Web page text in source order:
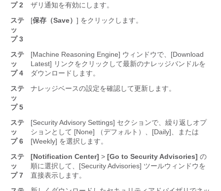
プ 2
ザリ通知を有効にします。
ステ
ッ
プ 3
[保存（Save） ] をクリックします。
ステ
ッ
プ 4
[Machine Reasoning Engine] ウィンドウで、[Download
Latest] リンクをクリックして最新のナレッジバンドルを
ダウンロードします。
ステ
ッ
プ 5
ナレッジベースの設定を確認して更新します。
ステ
ッ
プ 6
[Security Advisory Settings] セクションで、繰り返しオプ
ションとして [None] （デフォルト）、[Daily]、または
[Weekly] を選択します。
ステ
ッ
プ 7
[Notification Center] > [Go to Security Advisories] の
順に選択して、[Security Advisories] ツールウィンドウを
直接表示します。